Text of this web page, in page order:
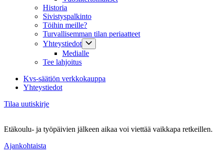
Historia
Sivistyspalkinto
Töihin meille?
Turvallisemman tilan periaatteet
Yhteystiedot
Medialle
Tee lahjoitus
Kvs-säätiön verkkokauppa
Yhteystiedot
Tilaa uutiskirje
Etäkoulu- ja työpäivien jälkeen aikaa voi viettää vaikkapa retkeillen.
Ajankohtaista